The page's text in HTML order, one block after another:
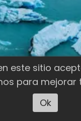
este sitio
para mejorar
Ok